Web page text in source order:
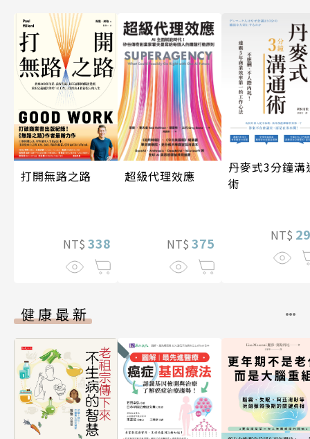
打開無路之路
NT$ 338
超級代理效應
NT$ 375
丹麥式3分鐘溝
術
NT$
健康最新